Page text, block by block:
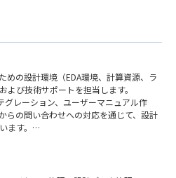
月
能
て柔軟に利用可能
子ビームマスク描画装置の製品品質向上
に関わるため、全般的な製品知識を得ら
連携/協力し、品質向上活動を行うの
めの設計環境（EDA環境、計算資源、ラ
よび技術サポートを担当します。
グレーション、ユーザーマニュアル作
らの問い合わせへの対応を通じて、設計
ます。
ラインが稼働し始め、2027年量産化に